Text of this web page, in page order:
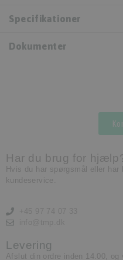
Specifikationer
Dokumenter
Har du brug for
Hvis du har spørgsmål eller
kundeservice.
Levering
Afslut din ordre inden 14.00,